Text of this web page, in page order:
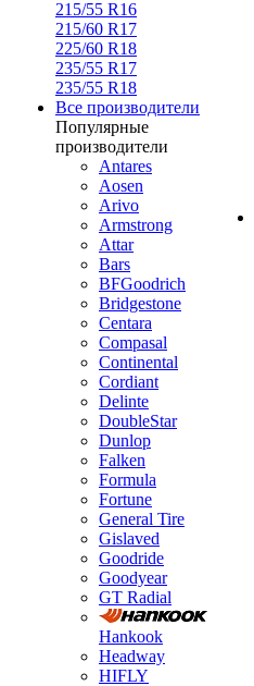
215/55 R16
215/60 R17
225/60 R18
235/55 R17
235/55 R18
Все производители
Популярные
производители
Antares
Aosen
Arivo
Armstrong
Attar
Bars
BFGoodrich
Bridgestone
Centara
Compasal
Continental
Cordiant
Delinte
DoubleStar
Dunlop
Falken
Formula
Fortune
General Tire
Gislaved
Goodride
Goodyear
GT Radial
Hankook
Headway
HIFLY